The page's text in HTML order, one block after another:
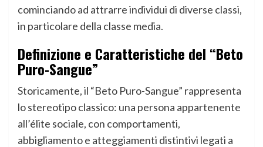
cominciando ad attrarre individui di diverse classi,
in particolare della classe media.
Definizione e Caratteristiche del “Beto
Puro-Sangue”
Storicamente, il “Beto Puro-Sangue” rappresenta
lo stereotipo classico: una persona appartenente
all’élite sociale, con comportamenti,
abbigliamento e atteggiamenti distintivi legati a